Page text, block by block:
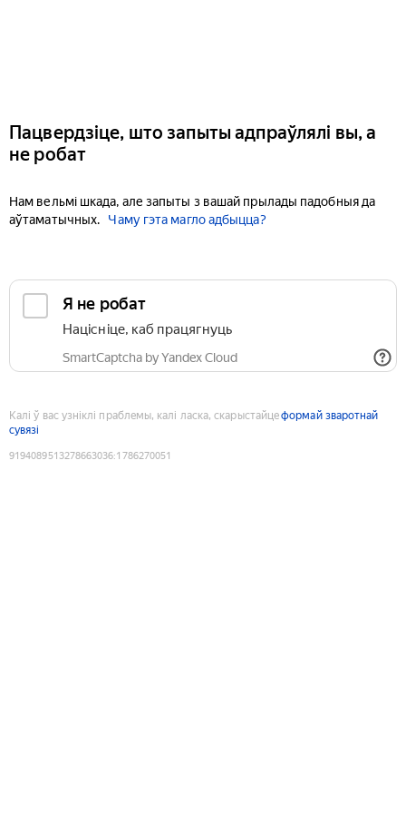
Пацвердзіце, што запыты адпраўлялі вы, а
не робат
Нам вельмі шкада, але запыты з вашай прылады падобныя да
аўтаматычных.
Чаму гэта магло адбыцца?
Я не робат
Націсніце, каб працягнуць
SmartCaptcha by Yandex Cloud
Калі ў вас узніклі праблемы, калі ласка, скарыстайцеформай зваротнай
сувязі
9194089513278663036:1786270051